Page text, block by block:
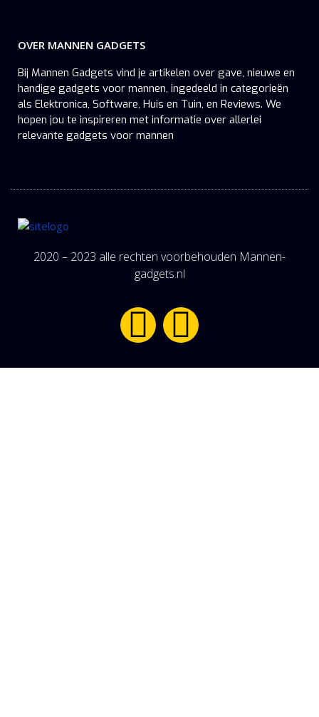
OVER MANNEN GADGETS
Bij Mannen Gadgets vind je artikelen over gave, nieuwe en
handige gadgets voor mannen, ingedeeld in categorieën
als Elektronica, Software, Huis en Tuin, en Reviews. We
hopen jou te inspireren met informatie over allerlei
relevante gadgets voor mannen
2020 – 2023 alle rechten voorbehouden Mannen-
gadgets.nl